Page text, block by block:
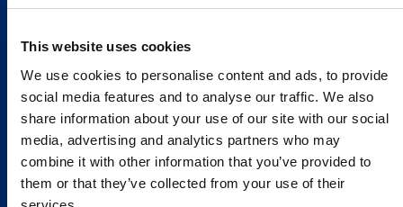
This website uses cookies
We use cookies to personalise content and ads, to provide
social media features and to analyse our traffic. We also
share information about your use of our site with our social
media, advertising and analytics partners who may
combine it with other information that you’ve provided to
them or that they’ve collected from your use of their